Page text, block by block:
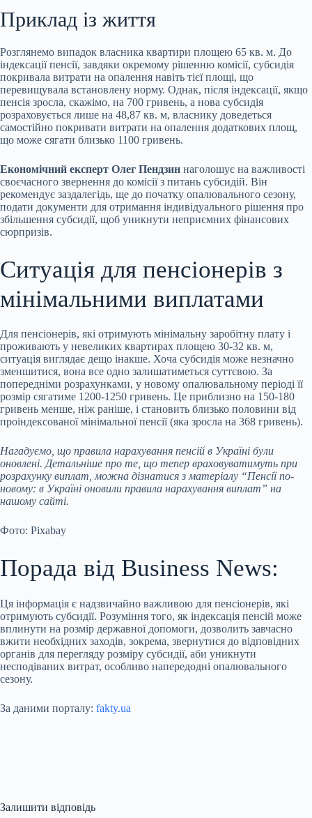
Приклад із життя
Розглянемо випадок власника квартири площею 65 кв. м. До
індексації пенсії, завдяки окремому рішенню комісії, субсидія
покривала витрати на опалення навіть тієї площі, що
перевищувала встановлену норму. Однак, після індексації, якщо
пенсія зросла, скажімо, на 700 гривень, а нова субсидія
розраховується лише на 48,87 кв. м, власнику доведеться
самостійно покривати витрати на опалення додаткових площ,
що може сягати близько 1100 гривень.
Економічний експерт Олег Пендзин наголошує на важливості
своєчасного звернення до комісії з питань субсидій. Він
рекомендує заздалегідь, ще до початку опалювального сезону,
подати документи для отримання індивідуального рішення про
збільшення субсидії, щоб уникнути неприємних фінансових
сюрпризів.
Ситуація для пенсіонерів з
мінімальними виплатами
Для пенсіонерів, які отримують мінімальну заробітну плату і
проживають у невеликих квартирах площею 30-32 кв. м,
ситуація виглядає дещо інакше. Хоча субсидія може незначно
зменшитися, вона все одно залишатиметься суттєвою. За
попередніми розрахунками, у новому опалювальному періоді її
розмір сягатиме 1200-1250 гривень. Це приблизно на 150-180
гривень менше, ніж раніше, і становить близько половини від
проіндексованої мінімальної пенсії (яка зросла на 368 гривень).
Нагадуємо, що правила нарахування пенсій в Україні були
оновлені. Детальніше про те, що тепер враховуватимуть при
розрахунку виплат, можна дізнатися з матеріалу “Пенсії по-
новому: в Україні оновили правила нарахування виплат” на
нашому сайті.
Фото: Pixabay
Порада від Business News:
Ця інформація є надзвичайно важливою для пенсіонерів, які
отримують субсидії. Розуміння того, як індексація пенсій може
вплинути на розмір державної допомоги, дозволить завчасно
вжити необхідних заходів, зокрема, звернутися до відповідних
органів для перегляду розміру субсидії, аби уникнути
несподіваних витрат, особливо напередодні опалювального
сезону.
За даними порталу: fakty.ua
Залишити відповідь